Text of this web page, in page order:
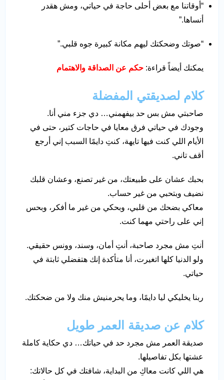
“أوقاتنا مع بعض أحلى حاجة في حياتي، ومش هقدر
أنساها.”
“صوتك وضحكتك ليهم مكانة كبيرة جوه قلبي.”
يمكنك أيضاً قراءة: حكم عن الصداقة والاهتمام
كلام لصديقتي المفضلة
صاحبتي مش بس حد بيفهمني… دي جزء مني أنا.
وجودك في حياتي فرق معايا في حاجات كتير، حتى في
الأيام اللي كنت فيها تايهة، كنتِ دايمًا السبب إني أرجع
أقف تاني.
بحبك عشان على طبيعتك، من غير تصنع، وعشان قلبك
نضيف وبتحبي من غير حساب.
معاكي بضحك من قلبي، وبحكي من غير ما أفكر، وبحس
إني على راحتي مهما كنت.
أنتِ مش مجرد صاحبة، أنتِ أمان، وسند، وونس حقيقي.
ولو الدنيا كلها اتغيرت، أنا متأكدة إنك هتفضلي ثابتة في
حياتي.
ربنا يخليكي ليا دايمًا، وما يحرمنيش منك ولا من ضحكتك.
كلام عن صديقة العمر طويل
صديقة العمر مش مجرد حد في حياتك… دي حكاية كاملة
عشتها بكل تفاصيلها.
هي اللي كانت معاكِ من البداية، شافتك في كل حالاتك: